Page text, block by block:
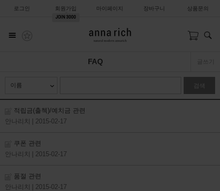
로그인 회원가입
JOIN 3000
마이페이지 장바구니 상품문의
FAQ
검색
적립금(출첵)/예치금 관련
안나리치
| 2015-02-17
쿠폰 관련
안나리치
| 2015-02-17
품절 관련
안나리치
| 2015-02-17